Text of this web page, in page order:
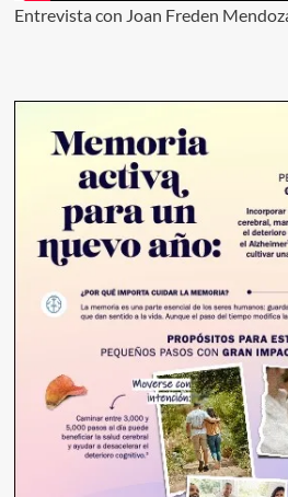
Entrevista con Joan Freden